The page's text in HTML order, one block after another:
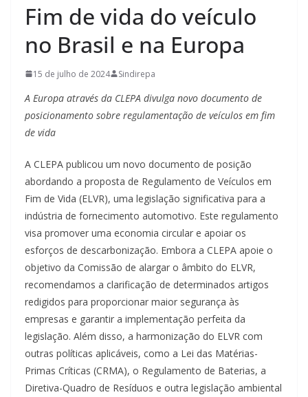
Fim de vida do veículo
no Brasil e na Europa
15 de julho de 2024 Sindirepa
A Europa através da CLEPA divulga novo documento de
posicionamento sobre regulamentação de veículos em fim
de vida
A CLEPA publicou um novo documento de posição
abordando a proposta de Regulamento de Veículos em
Fim de Vida (ELVR), uma legislação significativa para a
indústria de fornecimento automotivo. Este regulamento
visa promover uma economia circular e apoiar os
esforços de descarbonização. Embora a CLEPA apoie o
objetivo da Comissão de alargar o âmbito do ELVR,
recomendamos a clarificação de determinados artigos
redigidos para proporcionar maior segurança às
empresas e garantir a implementação perfeita da
legislação. Além disso, a harmonização do ELVR com
outras políticas aplicáveis, como a Lei das Matérias-
Primas Críticas (CRMA), o Regulamento de Baterias, a
Diretiva-Quadro de Resíduos e outra legislação ambiental